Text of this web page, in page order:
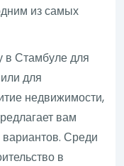
из самых
Стамбуле для
для
недвижимости,
вам
Среди
в